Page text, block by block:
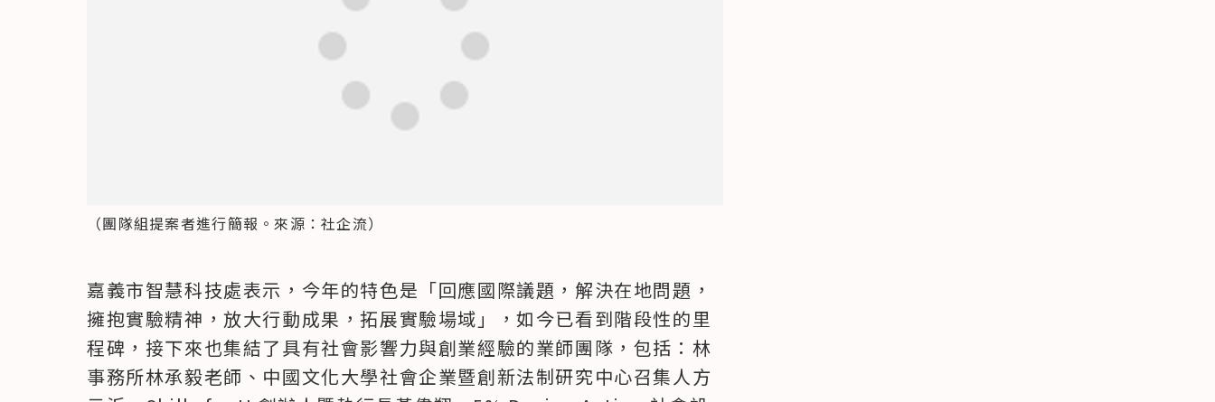
（團隊組提案者進行簡報。來源：社企流）
嘉義市智慧科技處表示，今年的特色是「回應國際議題，解決在地問題，
擁抱實驗精神，放大行動成果，拓展實驗場域」，如今已看到階段性的里
程碑，接下來也集結了具有社會影響力與創業經驗的業師團隊，包括：林
事務所林承毅老師、中國文化大學社會企業暨創新法制研究中心召集人方